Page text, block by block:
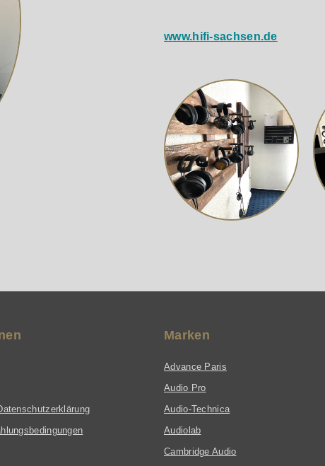
die Platzierung der Bassreflexrohre auf der Frontseite
der Wand platzieren, ohne Kompromisse bei der
www.hifi-sachsen.de
Marken
Advance Paris
Audio Pro
Audio-Technica
Audiolab
Cambridge Audio